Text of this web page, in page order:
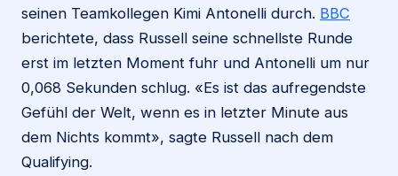
seinen Teamkollegen Kimi Antonelli durch. BBC
berichtete, dass Russell seine schnellste Runde
erst im letzten Moment fuhr und Antonelli um nur
0,068 Sekunden schlug. «Es ist das aufregendste
Gefühl der Welt, wenn es in letzter Minute aus
dem Nichts kommt», sagte Russell nach dem
Qualifying.